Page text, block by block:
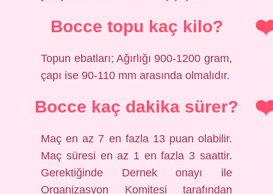
Bocce topu kaç kilo?
Topun ebatları; Ağırlığı 900-1200 gram,
çapı ise 90-110 mm arasında olmalıdır.
Bocce kaç dakika sürer?
Maç en az 7 en fazla 13 puan olabilir.
Maç süresi en az 1 en fazla 3 saattir.
Gerektiğinde Dernek onayı ile
Organizasyon Komitesi tarafından